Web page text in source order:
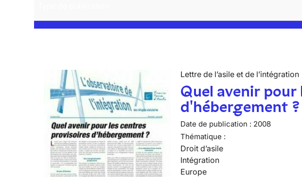
Lettre de l’asile et de l’intégration
Quel avenir
d'hébergement ?
Date de publication : 2008
Thématique :
Droit d’asile
Intégration
Europe